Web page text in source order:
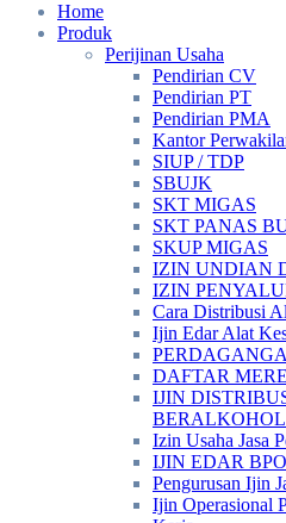
Home
Produk
Perijinan Usaha
Pendirian CV
Pendirian PT
Pendirian PMA
Kantor
SIUP / TDP
SBUJK
SKT MIGAS
SKT PANAS
SKUP MIGAS
IZIN UNDIAN
IZIN
Cara Distribusi
Ijin Edar Alat
DAFTAR
IJIN
Izin Usaha Jasa
IJIN EDAR
Pengurusan Ijin
Ijin Operasional